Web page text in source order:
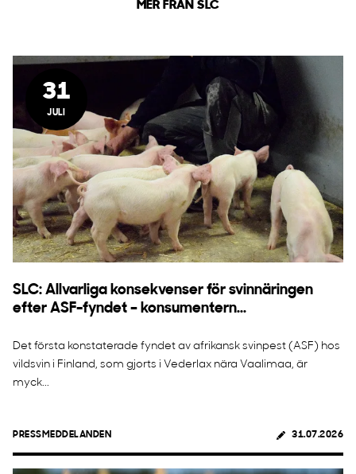
MER FRÅN SLC
31
JULI
SLC: Allvarliga konsekvenser för svinnäringen
efter ASF-fyndet – konsumentern...
Det första konstaterade fyndet av afrikansk svinpest (ASF) hos
vildsvin i Finland, som gjorts i Vederlax nära Vaalimaa, är
myck...
PRESSMEDDELANDEN 31.07.2026